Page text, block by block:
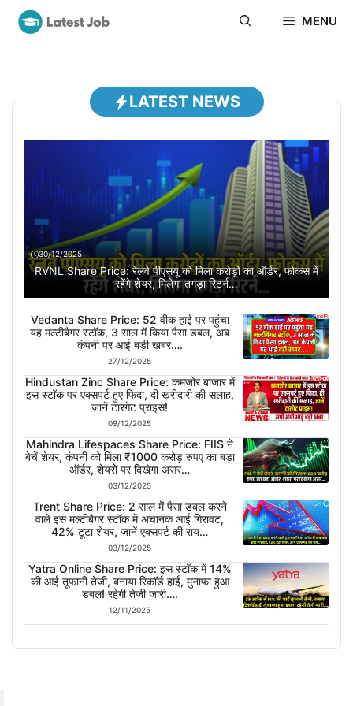
Skip
MENU
LATEST NEWS
30/12/2025
RVNL Share Price: रेलवे पीएसयू को मिला करोड़ों का ऑर्डर, फोकस में
रहेंगे शेयर, मिलेगा तगड़ा रिटर्न…
Vedanta Share Price: 52 वीक हाई पर पहुंचा
यह मल्टीबैगर स्टॉक, 3 साल में किया पैसा डबल, अब
कंपनी पर आई बड़ी खबर….
27/12/2025
Hindustan Zinc Share Price: कमजोर बाजार में
इस स्टॉक पर एक्सपर्ट हुए फिदा, दी खरीदारी की सलाह,
जानें टारगेट प्राइस!
09/12/2025
Mahindra Lifespaces Share Price: FIIS ने
बेचें शेयर, कंपनी को मिला ₹1000 करोड़ रुपए का बड़ा
ऑर्डर, शेयरों पर दिखेगा असर…
03/12/2025
Trent Share Price: 2 साल में पैसा डबल करने
वाले इस मल्टीबैगर स्टॉक में अचानक आई गिरावट,
42% टूटा शेयर, जानें एक्सपर्ट की राय…
03/12/2025
Yatra Online Share Price: इस स्टॉक में 14%
की आई तूफानी तेजी, बनाया रिकॉर्ड हाई, मुनाफा हुआ
डबल! रहेगी तेजी जारी….
12/11/2025